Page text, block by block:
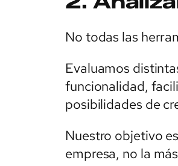
No todas las
Evaluamos
funcionalidad,
posibilidades de
Nuestro objetivo
empresa, no la